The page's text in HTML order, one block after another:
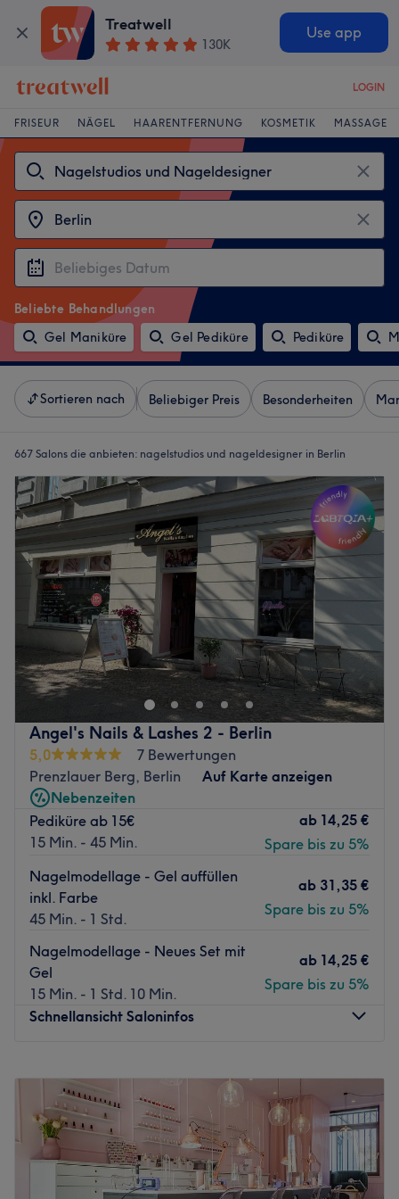
Treatwell
130K
Use app
LOGIN
FRISEUR NÄGEL HAARENTFERNUNG KOSMETIK MASSAGE
Beliebte Behandlungen
Gel Maniküre
Gel Pediküre Pediküre
Sortieren nach Beliebiger Preis Besonderheiten
667 Salons die anbieten: nagelstudios und nageldesigner in Berlin
Angel's Nails & Lashes 2 - Berlin
5,0
7 Bewertungen
Prenzlauer Berg, Berlin
Auf Karte anzeigen
Nebenzeiten
Pediküre ab 15€
15 Min. - 45 Min.
ab 14,25 €
Spare bis zu 5%
Nagelmodellage - Gel auffüllen
inkl. Farbe
45 Min. - 1 Std.
ab 31,35 €
Spare bis zu 5%
Nagelmodellage - Neues Set mit
Gel
15 Min. - 1 Std. 10 Min.
ab 14,25 €
Spare bis zu 5%
Schnellansicht Saloninfos
Dienstag
Mittwoch
09:30
19:30
Donnerstag
09:30– 19:30
Freitag
09:30 –19:30
Samstag
09:30–18:30
Sonntag
Geschlossen